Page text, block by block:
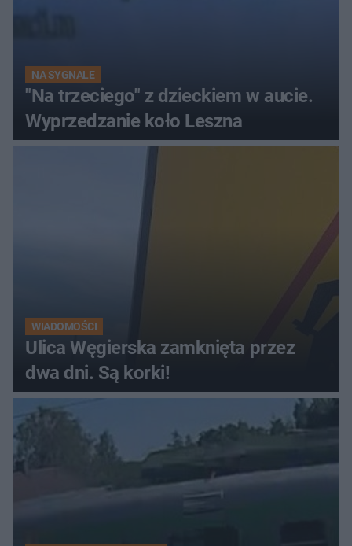
NA SYGNALE
"Na trzeciego" z dzieckiem w aucie.
Wyprzedzanie koło Leszna
WIADOMOŚCI
Ulica Węgierska zamknięta przez
dwa dni. Są korki!